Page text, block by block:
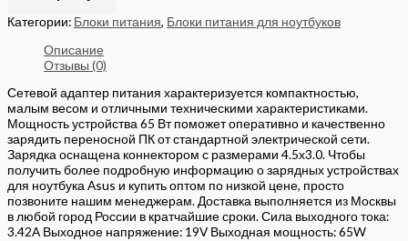
Категории: Блоки питания, Блоки питания для ноутбуков
Описание
Отзывы (0)
Сетевой адаптер питания характеризуется компактностью,
малым весом и отличными техническими характеристиками.
Мощность устройства 65 Вт поможет оперативно и качественно
зарядить переносной ПК от стандартной электрической сети.
Зарядка оснащена коннектором с размерами 4.5х3.0. Чтобы
получить более подробную информацию о зарядных устройствах
для ноутбука Asus и купить оптом по низкой цене, просто
позвоните нашим менеджерам. Доставка выполняется из Москвы
в любой город России в кратчайшие сроки. Сила выходного тока:
3.42A Выходное напряжение: 19V Выходная мощность: 65W